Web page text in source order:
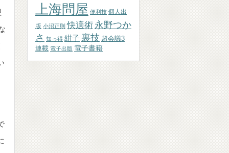
上海問屋 便利技 個人出
版 小沼正則 快適術 永野つか
さ 知っ得 紺子 裏技 超会議3
連載 電子出版 電子書籍